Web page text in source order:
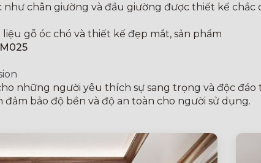
như chân giường và đầu giường được thiết kế chắc
gỗ óc chó và thiết kế đẹp mắt, sản phẩm
những người yêu thích sự sang trọng và độc
bảo độ bền và độ an toàn cho người sử dụng.